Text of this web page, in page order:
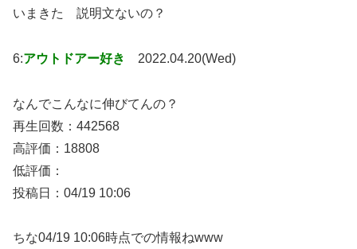
いまきた 説明文ないの？
6:アウトドアー好き 2022.04.20(Wed)
なんでこんなに伸びてんの？
再生回数：442568
高評価：18808
低評価：
投稿日：04/19 10:06
ちな04/19 10:06時点での情報ねwww